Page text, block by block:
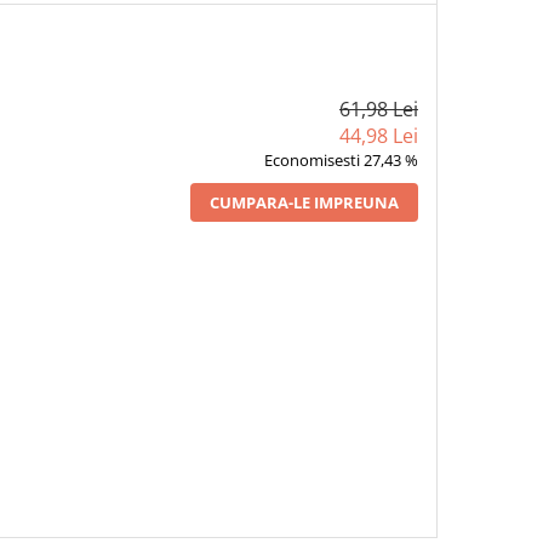
61,98 Lei
44,98 Lei
Economisesti 27,43 %
CUMPARA-LE IMPREUNA